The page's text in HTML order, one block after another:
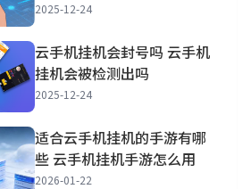
2025-12-24
云手机挂机会封号吗 云手机
挂机会被检测出吗
2025-12-24
适合云手机挂机的手游有哪
些 云手机挂机手游怎么用
2026-01-22